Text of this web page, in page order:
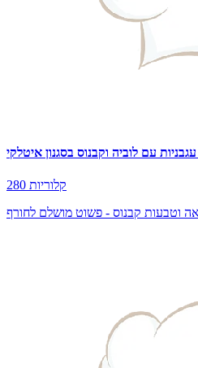
עם לוביה וקבנוס בסגנון איטלקי
280 קלוריות
וטבעות קבנוס - פשוט מושלם לחורף